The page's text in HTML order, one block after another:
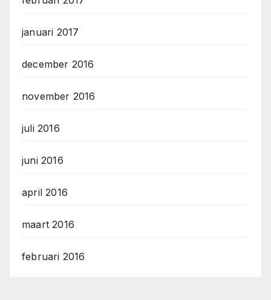
januari 2017
december 2016
november 2016
juli 2016
juni 2016
april 2016
maart 2016
februari 2016